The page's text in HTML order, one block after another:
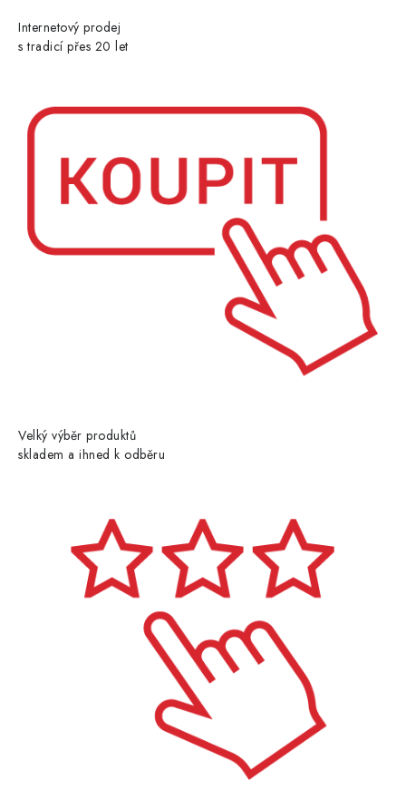
Internetový prodej
s tradicí přes 20 let
Velký výběr produktů
skladem a ihned k odběru